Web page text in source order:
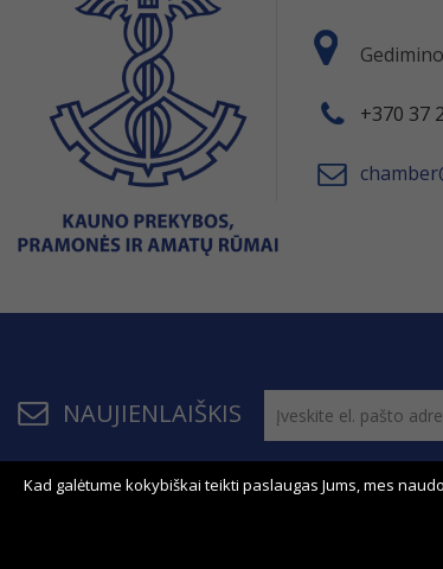
+370 37
NAUJIENLAIŠKIS
© 2011 - 2026, KPPAR . Visos teisės saugomos.
Kad galėtume kokybiškai teikti paslaugas Jums, mes